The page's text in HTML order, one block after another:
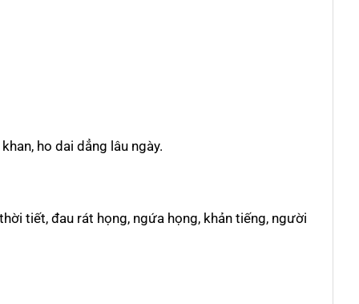
ho dai dẳng lâu ngày.
tiết, đau rát họng, ngứa họng, khản tiếng, người